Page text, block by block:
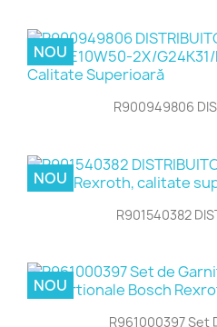
R900949806
NOU
R901540382
NOU
R961000397 Set
NOU